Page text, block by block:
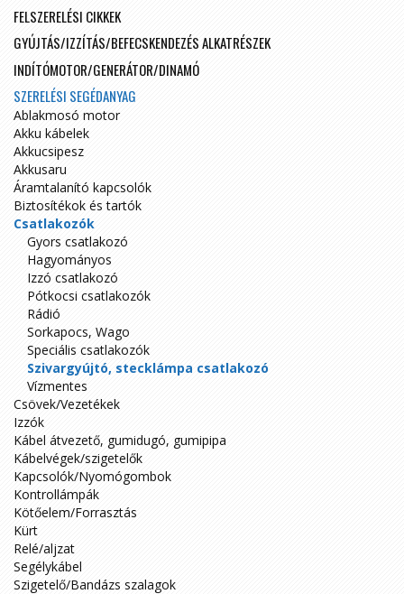
FELSZERELÉSI CIKKEK
GYÚJTÁS/IZZÍTÁS/BEFECSKENDEZÉS ALKATRÉSZEK
INDÍTÓMOTOR/GENERÁTOR/DINAMÓ
SZERELÉSI SEGÉDANYAG
Ablakmosó motor
Akku kábelek
Akkucsipesz
Akkusaru
Áramtalanító kapcsolók
Biztosítékok és tartók
Csatlakozók
Gyors csatlakozó
Hagyományos
Izzó csatlakozó
Pótkocsi csatlakozók
Rádió
Sorkapocs, Wago
Speciális csatlakozók
Szivargyújtó, stecklámpa csatlakozó
Vízmentes
Csövek/Vezetékek
Izzók
Kábel átvezető, gumidugó, gumipipa
Kábelvégek/szigetelők
Kapcsolók/Nyomógombok
Kontrollámpák
Kötőelem/Forrasztás
Kürt
Relé/aljzat
Segélykábel
Szigetelő/Bandázs szalagok